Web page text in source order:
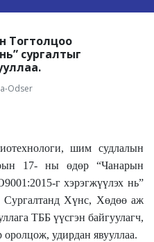
Тогтолцоо
нь” сургалтыг
Odser
шим судлалын
17- ны өдөр “Чанарын
г хэрэгжүүлэх нь”
Сургалтанд Хүнс, Хөдөө аж
ТББ үүсгэн байгуулагч,
оролцож, удирдан явууллаа.